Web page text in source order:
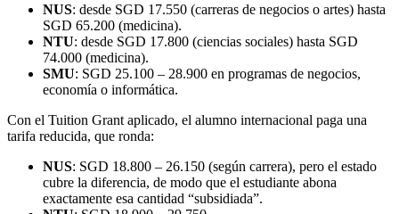
NUS: desde SGD 17.550 (carreras de negocios o artes) hasta
SGD 65.200 (medicina).
NTU: desde SGD 17.800 (ciencias sociales) hasta SGD
74.000 (medicina).
SMU: SGD 25.100 – 28.900 en programas de negocios,
economía o informática.
Con el Tuition Grant aplicado, el alumno internacional paga una
tarifa reducida, que ronda:
NUS: SGD 18.800 – 26.150 (según carrera), pero el estado
cubre la diferencia, de modo que el estudiante abona
exactamente esa cantidad “subsidiada”.